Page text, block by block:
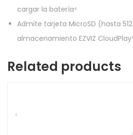
cargar la batería⁴
Admite tarjeta MicroSD (hasta
almacenamiento EZVIZ
Related products